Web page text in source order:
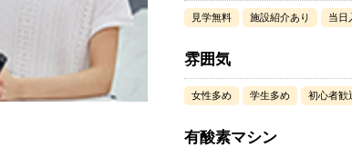
見学無料 施設紹介あり 当日
雰囲気
女性多め 学生多め 初心者歓
有酸素マシン